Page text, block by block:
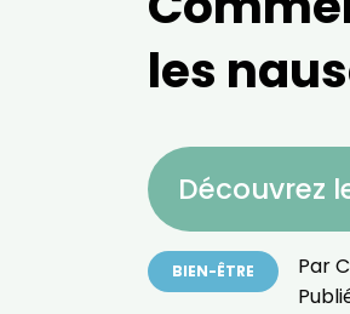
les
Découvrez
BIEN-ÊTRE Par